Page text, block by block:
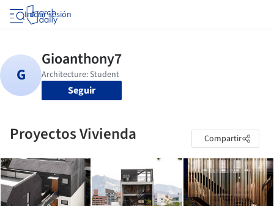
Iniciar sesión
Seguir
Proyectos Vivienda Compartir